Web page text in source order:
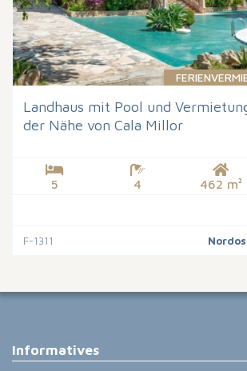
Landhaus mit Pool und
der Nähe von Cala Millor
5 4 462 m²
F-1311
Informatives